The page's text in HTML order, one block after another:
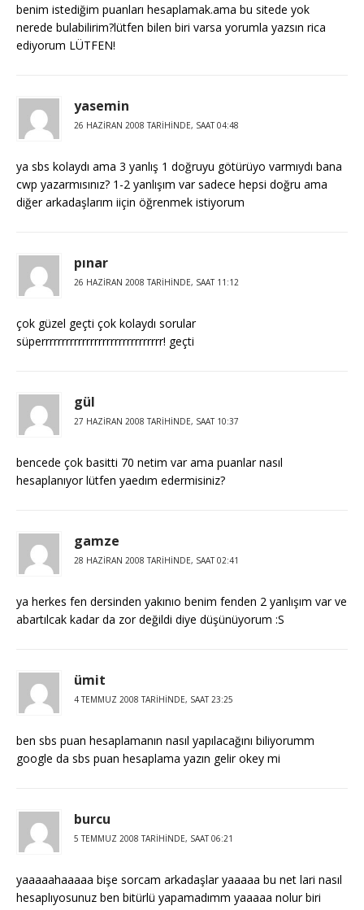
benim istediğim puanları hesaplamak.ama bu sitede yok
nerede bulabilirim?lütfen bilen biri varsa yorumla yazsın rica
ediyorum LÜTFEN!
yasemin
26 HAZIRAN 2008 TARIHINDE, SAAT 04:48
ya sbs kolaydı ama 3 yanlış 1 doğruyu götürüyo varmıydı bana
cwp yazarmısınız? 1-2 yanlışım var sadece hepsi doğru ama
diğer arkadaşlarım iiçin öğrenmek istiyorum
pınar
26 HAZIRAN 2008 TARIHINDE, SAAT 11:12
çok güzel geçti çok kolaydı sorular
süperrrrrrrrrrrrrrrrrrrrrrrrrrrrrr! geçti
gül
27 HAZIRAN 2008 TARIHINDE, SAAT 10:37
bencede çok basitti 70 netim var ama puanlar nasıl
hesaplanıyor lütfen yaedım edermisiniz?
gamze
28 HAZIRAN 2008 TARIHINDE, SAAT 02:41
ya herkes fen dersinden yakınıo benim fenden 2 yanlışım var ve
abartılcak kadar da zor değildi diye düşünüyorum :S
ümit
4 TEMMUZ 2008 TARIHINDE, SAAT 23:25
ben sbs puan hesaplamanın nasıl yapılacağını biliyorumm
google da sbs puan hesaplama yazın gelir okey mi
burcu
5 TEMMUZ 2008 TARIHINDE, SAAT 06:21
yaaaaahaaaaa bişe sorcam arkadaşlar yaaaaa bu net lari nasıl
hesaplıyosunuz ben bitürlü yapamadımm yaaaaa nolur biri